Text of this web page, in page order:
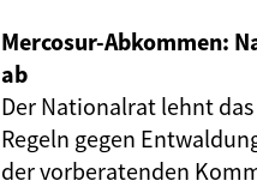
Mercosur-Abkommen:
ab
Der Nationalrat lehnt
Regeln gegen
der vorberatenden